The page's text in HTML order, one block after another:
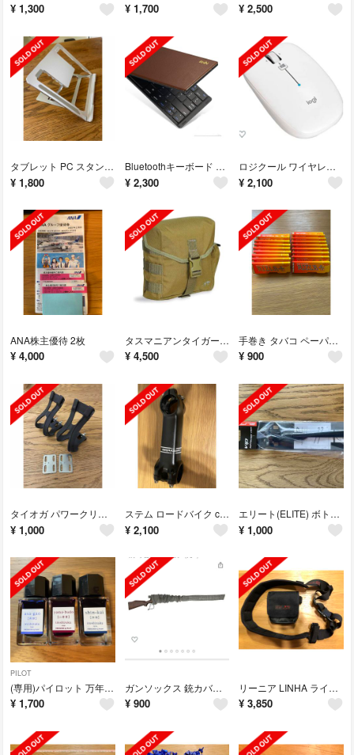
¥ 1,300 ¥ 1,700 ¥ 2,500
タブレット PC スタンド 折り畳み
¥ 1,800
Bluetoothキーボード ワイヤレス 折りたたみ式
¥ 2,300
ロジクール ワイヤレスマウス 無線 薄型 Bluetooth M557 ホワイト
¥ 2,100
ANA株主優待 2枚
¥ 4,000
タスマニアンタイガー キャンティーン ポーチ Mk2
¥ 4,500
手巻き タバコ ペーパー 18個
¥ 900
タイオガ パワークリップ 2 トークリップ ブラック 自転車
¥ 1,000
ステム ロードバイク cannondale c3 120mm
¥ 2,100
エリート(ELITE) ボトルケージ台座 VIP ヴィップ
¥ 1,000
PILOT
(専用)パイロット 万年筆インキ ミニ iroshizuku 3色セット
¥ 1,700
ガンソックス 銃カバー ガンケース
¥ 900
リーニア LINHA ライトロッドベルト セット
¥ 3,850